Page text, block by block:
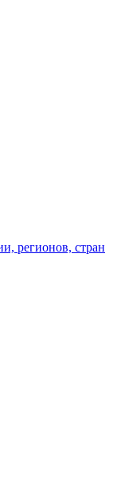
регионов, стран